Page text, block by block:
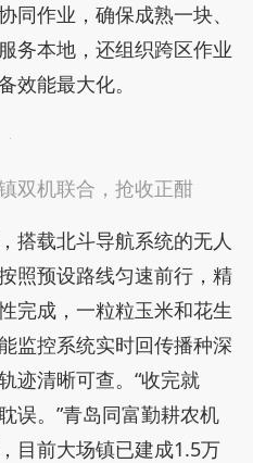
同作业，确保成熟一块、
务本地，还组织跨区作业
效能最大化。
双机联合，抢收正酣
搭载北斗导航系统的无人
照预设路线匀速前行，精
完成，一粒粒玉米和花生
监控系统实时回传播种深
迹清晰可查。“收完就
误。”青岛同富勤耕农机
目前大场镇已建成1.5万